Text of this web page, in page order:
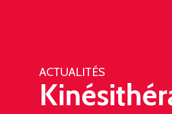
ACTUALITÉS